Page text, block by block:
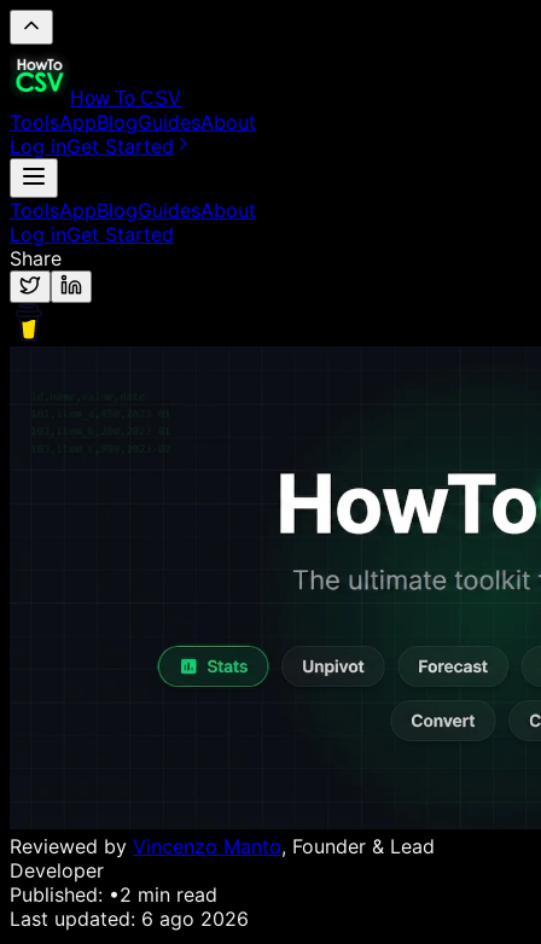
How To CSV
ToolsAppBlogGuidesAbout
Log inGet Started
ToolsAppBlogGuidesAbout
Log inGet Started
Share
Reviewed by Vincenzo Manto, Founder & Lead
Developer
Published: •2 min read
Last updated: 6 ago 2026